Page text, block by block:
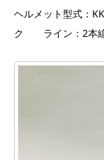
ヘルメット型式：
ク ライン：2本